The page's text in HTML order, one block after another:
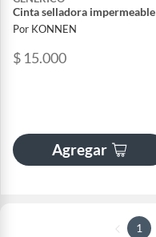
Cinta selladora impermeable
Por KONNEN
$ 15.000
Agregar
1